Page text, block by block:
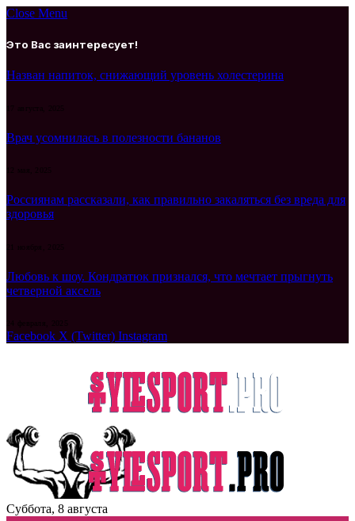
Close Menu
Это Вас заинтересует!
Назван напиток, снижающий уровень холестерина
Врач усомнилась в полезности бананов
12 мая, 2025
Россиянам рассказали, как правильно закаляться без вреда для
здоровья
Любовь к шоу. Кондратюк признался, что мечтает прыгнуть
четверной аксель
24 февраля, 2025
Facebook X (Twitter) Instagram
Суббота, 8 августа